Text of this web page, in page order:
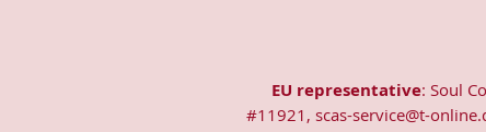
EU representative: Soul
#11921, scas-service@t-